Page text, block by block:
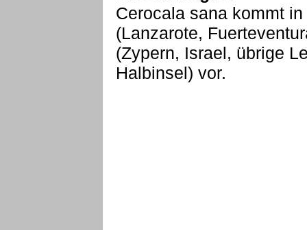
Cerocala sana kommt
(Lanzarote,
(Zypern, Israel, übrige
Halbinsel) vor.